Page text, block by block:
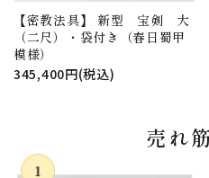
【密教法具】 新型 宝剣 大
（二尺）・袋付き（春日蜀甲
模様）
345,400円(税込)
売れ